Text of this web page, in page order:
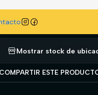
Agregar a la lista
Mostrar stock de
COMPARTIR ESTE